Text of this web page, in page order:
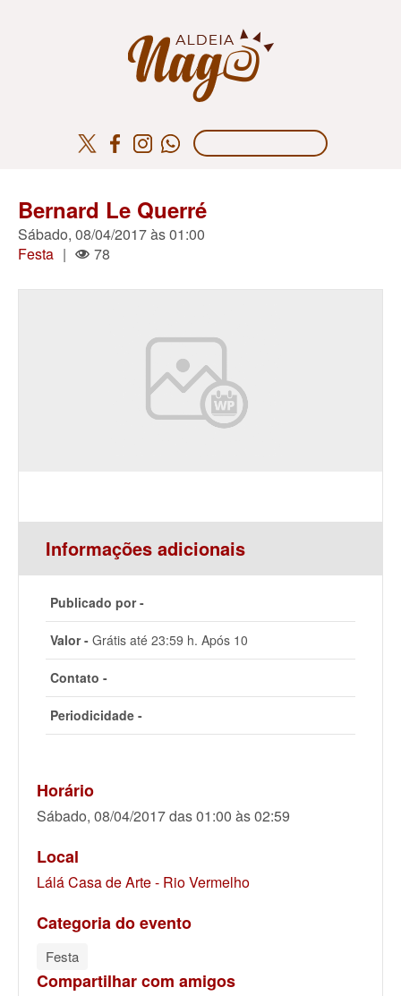
Bernard Le Querré
Sábado, 08/04/2017 às 01:00
Festa | 78
Informações adicionais
Publicado por -
Valor - Grátis até 23:59 h. Após 10
Contato -
Periodicidade -
Horário
Sábado, 08/04/2017 das 01:00 às 02:59
Local
Lálá Casa de Arte - Rio Vermelho
Categoria do evento
Festa
Compartilhar com amigos